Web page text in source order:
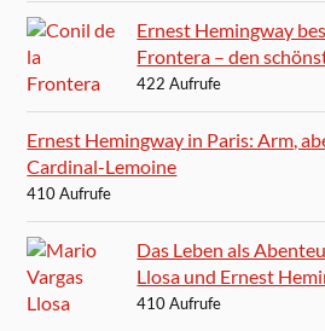
Ernest Hemingway
Frontera – den
422 Aufrufe
Ernest Hemingway in Paris: Arm,
Cardinal-Lemoine
410 Aufrufe
Das Leben als
Llosa und Ernest
410 Aufrufe